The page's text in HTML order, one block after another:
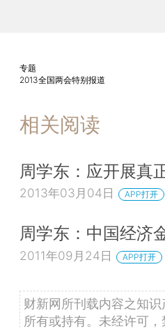
专题
2013全国两会特别报道
相关阅读
周学东：应开展真
2013年03月04日 APP打开
周学东：中国经济
2011年09月24日 APP打开
财新网所刊载内容之知
所有或持有。未经许可